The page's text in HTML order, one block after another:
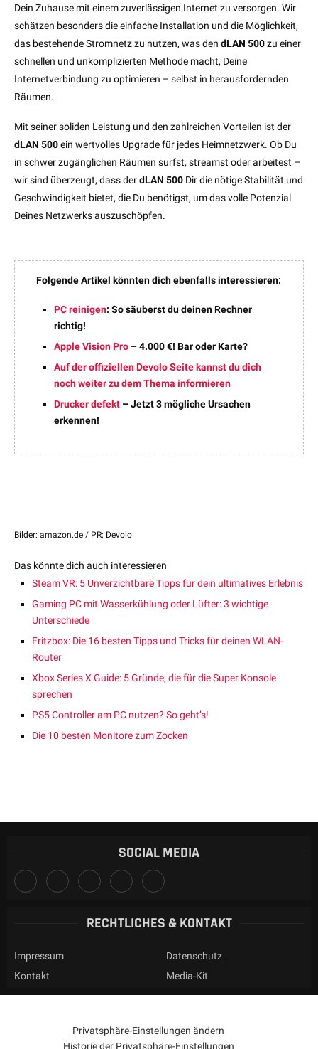
Dein Zuhause mit einem zuverlässigen Internet zu versorgen. Wir
schätzen besonders die einfache Installation und die Möglichkeit,
das bestehende Stromnetz zu nutzen, was den dLAN 500zu einer
schnellen und unkomplizierten Methode macht, Deine
Internetverbindung zu optimieren – selbst in herausfordernden
Räumen.
Mit seiner soliden Leistung und den zahlreichen Vorteilen ist der
dLAN 500ein wertvolles Upgrade für jedes Heimnetzwerk. Ob Du
in schwer zugänglichen Räumen surfst, streamst oder arbeitest –
wir sind überzeugt, dass derdLAN 500 Dir die nötige Stabilität und
Geschwindigkeit bietet, die Du benötigst, um das volle Potenzial
Deines Netzwerks auszuschöpfen.
Folgende Artikel könnten dich ebenfalls interessieren:
PC reinigen: So säuberst du deinen Rechner
richtig!
Apple Vision Pro – 4.000 €! Bar oder Karte?
Auf der offiziellen Devolo Seite kannst du dich
noch weiter zu dem Thema informieren
Drucker defekt – Jetzt 3 mögliche Ursachen
erkennen!
Bilder: amazon.de / PR; Devolo
Das könnte dich auch interessieren
Steam VR: 5 Unverzichtbare Tipps für dein ultimatives Erlebnis
Gaming PC mit Wasserkühlung oder Lüfter: 3 wichtige
Unterschiede
Fritzbox: Die 16 besten Tipps und Tricks für deinen WLAN-
Router
Xbox Series X Guide: 5 Gründe, die für die Super Konsole
sprechen
PS5 Controller am PC nutzen? So geht’s!
Die 10 besten Monitore zum Zocken
SOCIAL MEDIA
RECHTLICHES & KONTAKT
Impressum
Datenschutz
Kontakt
Media-Kit
Privatsphäre-Einstellungen ändern
Historie der Privatsphäre-Einstellungen